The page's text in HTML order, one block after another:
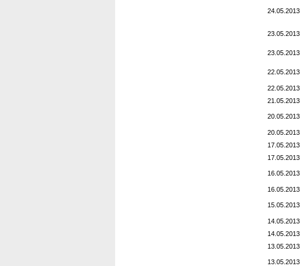
24.05.2013
23.05.2013
23.05.2013
22.05.2013
22.05.2013
21.05.2013
20.05.2013
20.05.2013
17.05.2013
17.05.2013
16.05.2013
16.05.2013
15.05.2013
14.05.2013
14.05.2013
13.05.2013
13.05.2013